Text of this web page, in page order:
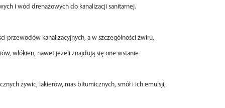
i wód drenażowych do kanalizacji sanitarnej.
przewodów kanalizacyjnych, a w szczególności żwiru,
włókien, nawet jeżeli znajdują się one wstanie
żywic, lakierów, mas bitumicznych, smół i ich emulsji,